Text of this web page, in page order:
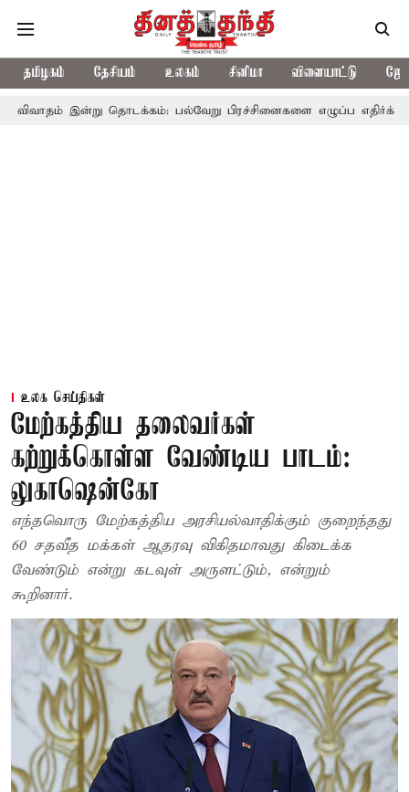
தமிழகம் தேசியம் உலகம் சினிமா விளையாட்டு
தொடக்கம்: பல்வேறு பிரச்சினைகளை எழுப்ப எதிர்க்கட்சிகள் திட்டம்
உலக செய்திகள்
மேற்கத்திய தலைவர்கள்
கற்றுக்கொள்ள வேண்டிய பாடம்:
லுகாஷென்கோ
எந்தவொரு மேற்கத்திய அரசியல்வாதிக்கும் குறைந்தது
60 சதவீத மக்கள் ஆதரவு விகிதமாவது கிடைக்க
வேண்டும் என்று கடவுள் அருளட்டும், என்றும்
கூறினார்.